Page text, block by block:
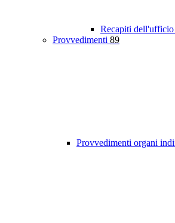
Recapiti dell'ufficio
Provvedimenti 89
Provvedimenti organi